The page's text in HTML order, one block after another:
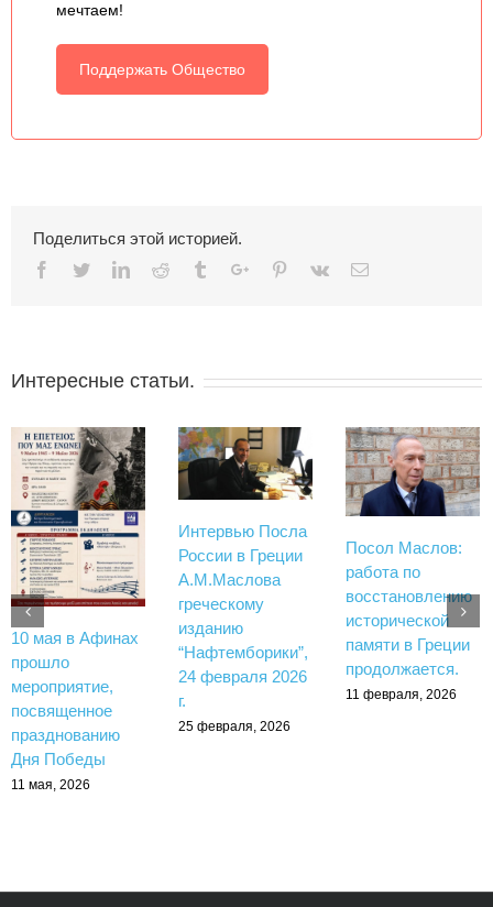
мечтаем!
Поддержать Общество
Поделиться этой историей.
Facebook
TwitterLinkedinReddit TumblrGoogle+Pinterest
Vk Email
Интересные статьи.
10 мая в Афинах
прошло
мероприятие,
посвященное
празднованию
Дня Победы
11 мая, 2026
Интервью Посла
России в Греции
А.М.Маслова
греческому
изданию
“Нафтемборики”,
24 февраля 2026
г.
25 февраля, 2026
Посол Маслов:
работа по
восстановлению
исторической
памяти в Греции
продолжается.
11 февраля, 2026